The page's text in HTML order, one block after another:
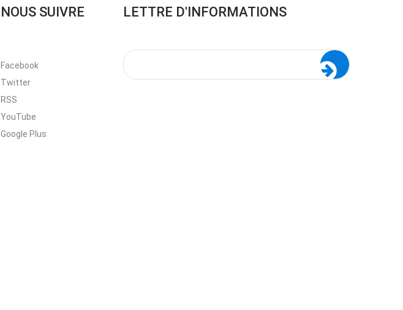
NOUS SUIVRE
Facebook
Twitter
RSS
YouTube
Google Plus
LETTRE D'INFORMATIONS